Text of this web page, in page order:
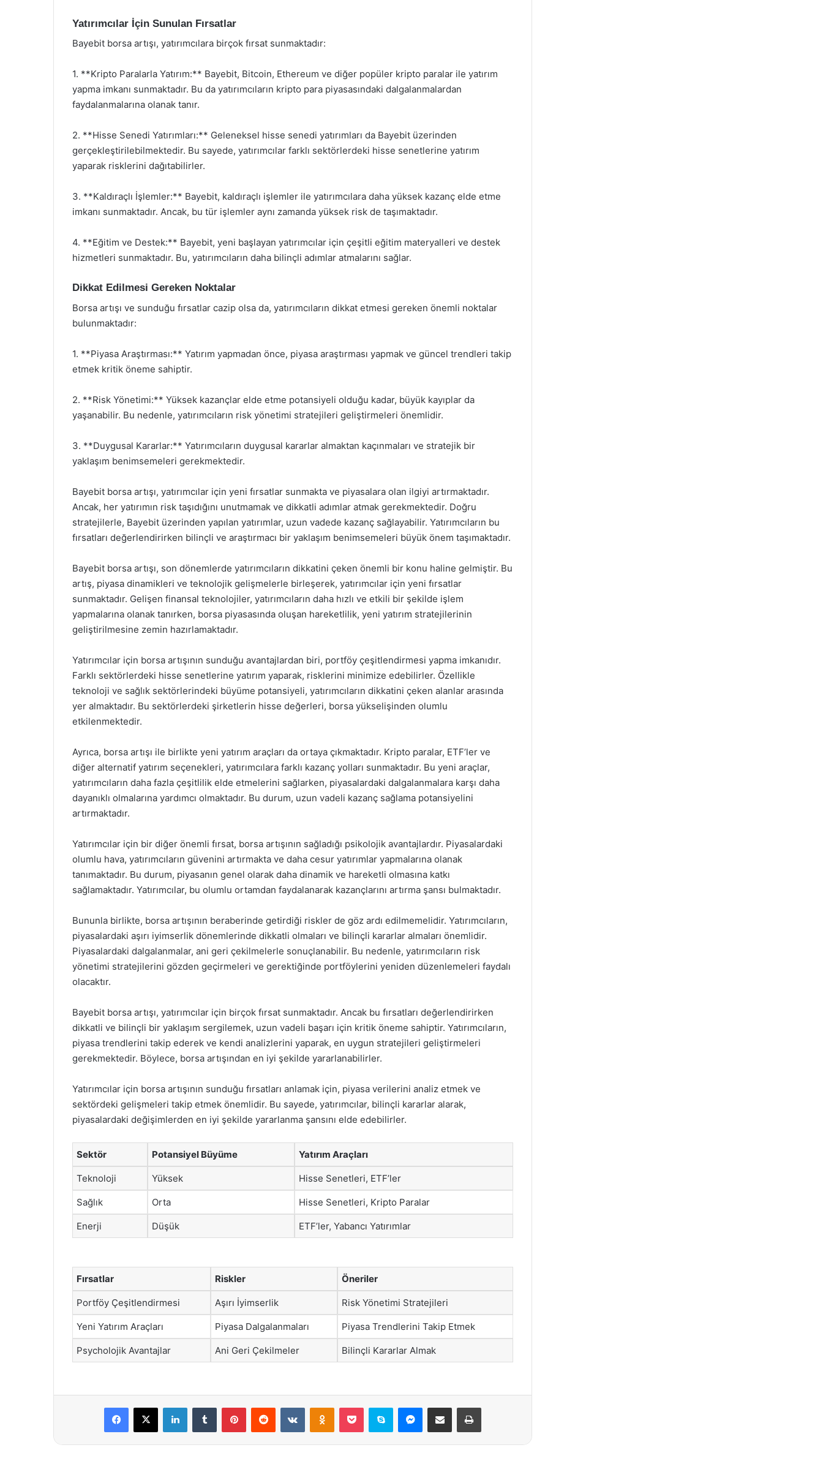
Yatırımcılar İçin Sunulan Fırsatlar
Bayebit borsa artışı, yatırımcılara birçok fırsat sunmaktadır:
1. **Kripto Paralarla Yatırım:** Bayebit, Bitcoin, Ethereum ve diğer popüler kripto paralar ile yatırım
yapma imkanı sunmaktadır. Bu da yatırımcıların kripto para piyasasındaki dalgalanmalardan
faydalanmalarına olanak tanır.
2. **Hisse Senedi Yatırımları:** Geleneksel hisse senedi yatırımları da Bayebit üzerinden
gerçekleştirilebilmektedir. Bu sayede, yatırımcılar farklı sektörlerdeki hisse senetlerine yatırım
yaparak risklerini dağıtabilirler.
3. **Kaldıraçlı İşlemler:** Bayebit, kaldıraçlı işlemler ile yatırımcılara daha yüksek kazanç elde etme
imkanı sunmaktadır. Ancak, bu tür işlemler aynı zamanda yüksek risk de taşımaktadır.
4. **Eğitim ve Destek:** Bayebit, yeni başlayan yatırımcılar için çeşitli eğitim materyalleri ve destek
hizmetleri sunmaktadır. Bu, yatırımcıların daha bilinçli adımlar atmalarını sağlar.
Dikkat Edilmesi Gereken Noktalar
Borsa artışı ve sunduğu fırsatlar cazip olsa da, yatırımcıların dikkat etmesi gereken önemli noktalar
bulunmaktadır:
1. **Piyasa Araştırması:** Yatırım yapmadan önce, piyasa araştırması yapmak ve güncel trendleri takip
etmek kritik öneme sahiptir.
2. **Risk Yönetimi:** Yüksek kazançlar elde etme potansiyeli olduğu kadar, büyük kayıplar da
yaşanabilir. Bu nedenle, yatırımcıların risk yönetimi stratejileri geliştirmeleri önemlidir.
3. **Duygusal Kararlar:** Yatırımcıların duygusal kararlar almaktan kaçınmaları ve stratejik bir
yaklaşım benimsemeleri gerekmektedir.
Bayebit borsa artışı, yatırımcılar için yeni fırsatlar sunmakta ve piyasalara olan ilgiyi artırmaktadır.
Ancak, her yatırımın risk taşıdığını unutmamak ve dikkatli adımlar atmak gerekmektedir. Doğru
stratejilerle, Bayebit üzerinden yapılan yatırımlar, uzun vadede kazanç sağlayabilir. Yatırımcıların bu
fırsatları değerlendirirken bilinçli ve araştırmacı bir yaklaşım benimsemeleri büyük önem taşımaktadır.
Bayebit borsa artışı, son dönemlerde yatırımcıların dikkatini çeken önemli bir konu haline gelmiştir. Bu
artış, piyasa dinamikleri ve teknolojik gelişmelerle birleşerek, yatırımcılar için yeni fırsatlar
sunmaktadır. Gelişen finansal teknolojiler, yatırımcıların daha hızlı ve etkili bir şekilde işlem
yapmalarına olanak tanırken, borsa piyasasında oluşan hareketlilik, yeni yatırım stratejilerinin
geliştirilmesine zemin hazırlamaktadır.
Yatırımcılar için borsa artışının sunduğu avantajlardan biri, portföy çeşitlendirmesi yapma imkanıdır.
Farklı sektörlerdeki hisse senetlerine yatırım yaparak, risklerini minimize edebilirler. Özellikle
teknoloji ve sağlık sektörlerindeki büyüme potansiyeli, yatırımcıların dikkatini çeken alanlar arasında
yer almaktadır. Bu sektörlerdeki şirketlerin hisse değerleri, borsa yükselişinden olumlu
etkilenmektedir.
Ayrıca, borsa artışı ile birlikte yeni yatırım araçları da ortaya çıkmaktadır. Kripto paralar, ETF’ler ve
diğer alternatif yatırım seçenekleri, yatırımcılara farklı kazanç yolları sunmaktadır. Bu yeni araçlar,
yatırımcıların daha fazla çeşitlilik elde etmelerini sağlarken, piyasalardaki dalgalanmalara karşı daha
dayanıklı olmalarına yardımcı olmaktadır. Bu durum, uzun vadeli kazanç sağlama potansiyelini
artırmaktadır.
Yatırımcılar için bir diğer önemli fırsat, borsa artışının sağladığı psikolojik avantajlardır. Piyasalardaki
olumlu hava, yatırımcıların güvenini artırmakta ve daha cesur yatırımlar yapmalarına olanak
tanımaktadır. Bu durum, piyasanın genel olarak daha dinamik ve hareketli olmasına katkı
sağlamaktadır. Yatırımcılar, bu olumlu ortamdan faydalanarak kazançlarını artırma şansı bulmaktadır.
Bununla birlikte, borsa artışının beraberinde getirdiği riskler de göz ardı edilmemelidir. Yatırımcıların,
piyasalardaki aşırı iyimserlik dönemlerinde dikkatli olmaları ve bilinçli kararlar almaları önemlidir.
Piyasalardaki dalgalanmalar, ani geri çekilmelerle sonuçlanabilir. Bu nedenle, yatırımcıların risk
yönetimi stratejilerini gözden geçirmeleri ve gerektiğinde portföylerini yeniden düzenlemeleri faydalı
olacaktır.
Bayebit borsa artışı, yatırımcılar için birçok fırsat sunmaktadır. Ancak bu fırsatları değerlendirirken
dikkatli ve bilinçli bir yaklaşım sergilemek, uzun vadeli başarı için kritik öneme sahiptir. Yatırımcıların,
piyasa trendlerini takip ederek ve kendi analizlerini yaparak, en uygun stratejileri geliştirmeleri
gerekmektedir. Böylece, borsa artışından en iyi şekilde yararlanabilirler.
Yatırımcılar için borsa artışının sunduğu fırsatları anlamak için, piyasa verilerini analiz etmek ve
sektördeki gelişmeleri takip etmek önemlidir. Bu sayede, yatırımcılar, bilinçli kararlar alarak,
piyasalardaki değişimlerden en iyi şekilde yararlanma şansını elde edebilirler.
Sektör Potansiyel Büyüme Yatırım Araçları
Teknoloji Yüksek Hisse Senetleri, ETF’ler
Sağlık Orta Hisse Senetleri, Kripto Paralar
Enerji Düşük ETF’ler, Yabancı Yatırımlar
Fırsatlar Riskler Öneriler
Portföy Çeşitlendirmesi Aşırı İyimserlik Risk Yönetimi Stratejileri
Yeni Yatırım Araçları Piyasa Dalgalanmaları Piyasa Trendlerini Takip Etmek
Psycholojik Avantajlar Ani Geri Çekilmeler Bilinçli Kararlar Almak
Facebook
X LinkedInTumblr PinterestReddit VKontakteOdnoklassniki
Pocket Skype Messenger
E-Posta ile paylaş Yazdır